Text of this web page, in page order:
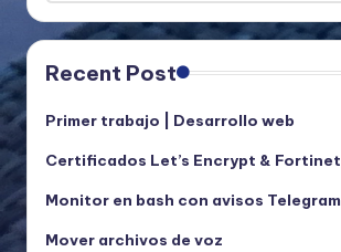
Recent Post
Primer trabajo | Desarrollo web
Certificados Let’s Encrypt & Fortinet
Monitor en bash con avisos Telegram
Mover archivos de voz